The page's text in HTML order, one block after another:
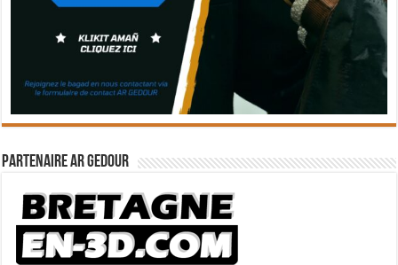
Partenaire Ar Gedour